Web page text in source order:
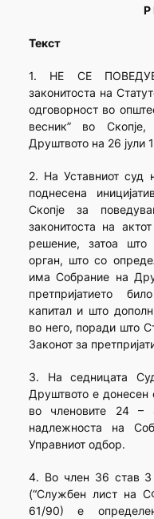
Р
Текст
1. НЕ СЕ
законитоста на
одговорност во
весник” во
Друштвото на 26 јули
2. На Уставниот суд
поднесена
Скопје за
законитоста на
решение, затоа
орган, што со
има Собрание на
претпријатието
капитал и што
во него, поради што
Законот за
3. На седницата
Друштвото е донесен
во членовите 24 –
надлежноста на
Управниот одбор.
4. Во член 36 став 3
(“Службен лист на
61/90) е